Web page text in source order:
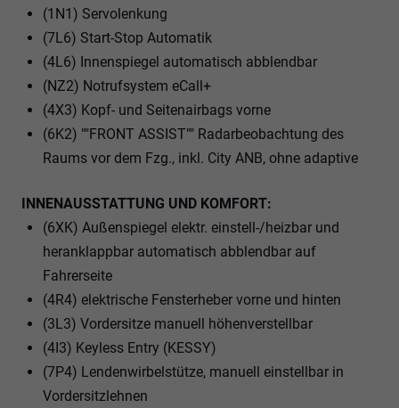
(1N1) Servolenkung
(7L6) Start-Stop Automatik
(4L6) Innenspiegel automatisch abblendbar
(NZ2) Notrufsystem eCall+
(4X3) Kopf- und Seitenairbags vorne
(6K2) ""FRONT ASSIST"" Radarbeobachtung des
Raums vor dem Fzg., inkl. City ANB, ohne adaptive
INNENAUSSTATTUNG UND KOMFORT:
(6XK) Außenspiegel elektr. einstell-/heizbar und
heranklappbar automatisch abblendbar auf
Fahrerseite
(4R4) elektrische Fensterheber vorne und hinten
(3L3) Vordersitze manuell höhenverstellbar
(4I3) Keyless Entry (KESSY)
(7P4) Lendenwirbelstütze, manuell einstellbar in
Vordersitzlehnen